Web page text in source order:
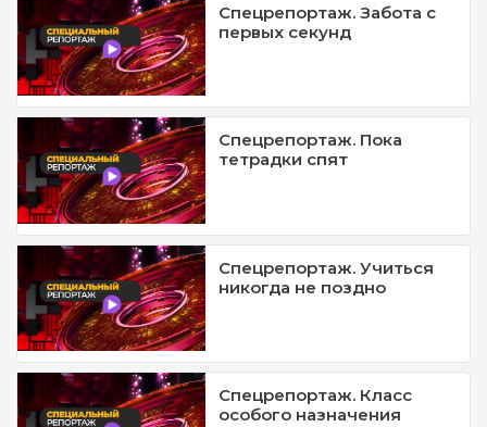
Спецрепортаж. Забота с
первых секунд
Спецрепортаж. Пока
тетрадки спят
Спецрепортаж. Учиться
никогда не поздно
Спецрепортаж. Класс
особого назначения